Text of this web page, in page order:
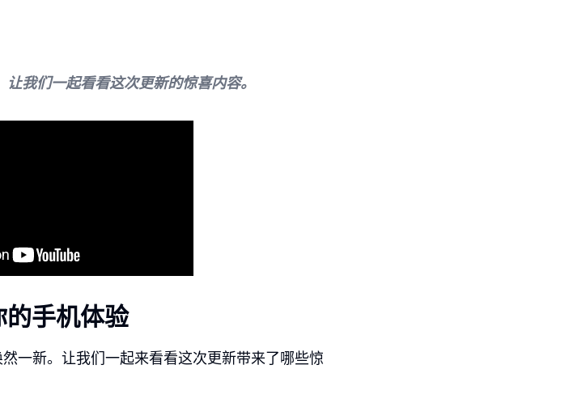
我们一起看看这次更新的惊喜内容。
手机体验
一新。让我们一起来看看这次更新带来了哪些惊